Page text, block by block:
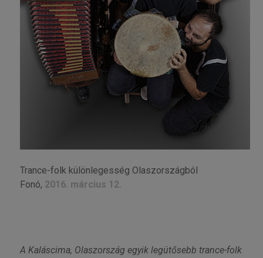
Trance-folk különlegesség Olaszországból
Fonó, 2016. március 12.
A Kaláscima, Olaszország egyik legütősebb trance-folk